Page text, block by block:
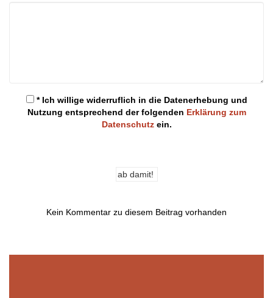
* Ich willige widerruflich in die Datenerhebung und
Nutzung entsprechend der folgenden Erklärung zum
Datenschutzein.
Kein Kommentar zu diesem Beitrag vorhanden